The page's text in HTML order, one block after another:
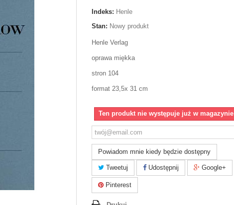
Indeks: Henle
Stan: Nowy produkt
Henle Verlag
oprawa miękka
stron 104
format 23,5x 31 cm
Ten produkt nie występuje już w magazynie
Powiadom mnie kiedy będzie dostępny
Tweetuj Udostępnij Google+
Pinterest